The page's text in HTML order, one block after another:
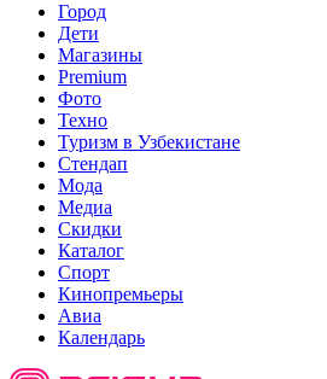
Город
Дети
Магазины
Premium
Фото
Техно
Туризм в Узбекистане
Стендап
Мода
Медиа
Скидки
Каталог
Спорт
Кинопремьеры
Авиа
Календарь